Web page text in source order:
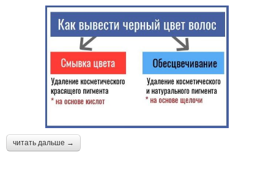
читать дальше →